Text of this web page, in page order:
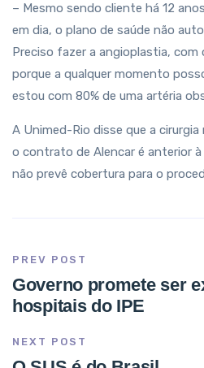
– Mesmo sendo cliente há 12
em dia, o plano de saúde não
Preciso fazer a angioplastia,
porque a qualquer momento
estou com 80% de uma artéria
A Unimed-Rio disse que a
o contrato de Alencar é anterior
não prevê cobertura para o
PREV POST
Governo promete ser
hospitais do IPE
NEXT POST